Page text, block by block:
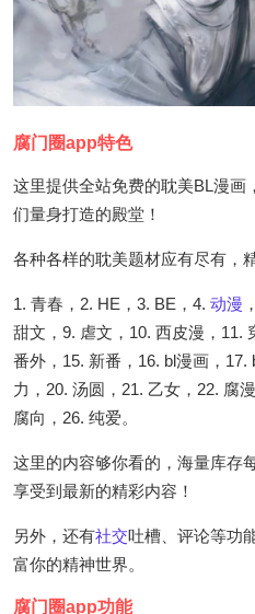
腐门圈app特色
这里提供全站免费的耽美BL漫画
们量身打造的殿堂！
各种各样的耽美题材应有尽有，
1. 青春，2. HE，3. BE，4. 动漫
甜文，9. 虐文，10. 西皮漫，11.
番外，15. 新番，16. bl漫画，17.
力，20. 汤圆，21. 乙女，22. 腐
腐向，26. 纯爱。
这里的内容够你看的，海量库存
享受到最新的精彩内容！
另外，还有社交吐槽、评论等功
富你的精神世界。
腐门圈app功能